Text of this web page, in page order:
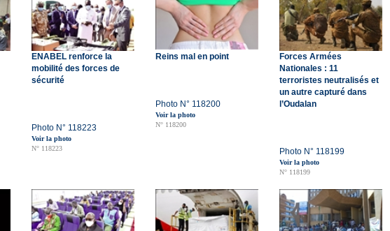
ENABEL renforce la
mobilité des forces de
sécurité
Photo N° 118223
Voir la photo
N° 118223
Reins mal en point
Photo N° 118200
Voir la photo
N° 118200
Forces Armées
Nationales : 11
terroristes neutralisés et
un autre capturé dans
l’Oudalan
Photo N° 118199
Voir la photo
N° 118199